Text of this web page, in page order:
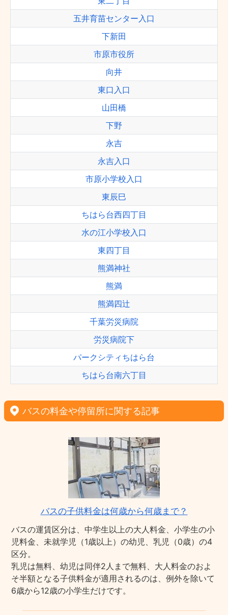
五井育苗センター入口
下新田
市原市役所
向井
東口入口
山田橋
下野
永吉
永吉入口
市原小学校入口
東辰巳
ちはら台西四丁目
水の江小学校入口
東四丁目
熊満神社
熊満
熊満四辻
千葉労災病院
労災病院下
パークシティちはら台
ちはら台南六丁目
バスの料金や停留所に関する記事
バスの子供料金は何歳から何歳まで？
バスの運賃区分は、中学生以上の大人料金、小学生の小
児料金、未就学児（1歳以上）の幼児、乳児（0歳）の4
区分。
乳児は無料、幼児は同伴2人まで無料、大人料金のおよ
そ半額となる子供料金が適用されるのは、例外を除いて
6歳から12歳の小学生だけです。